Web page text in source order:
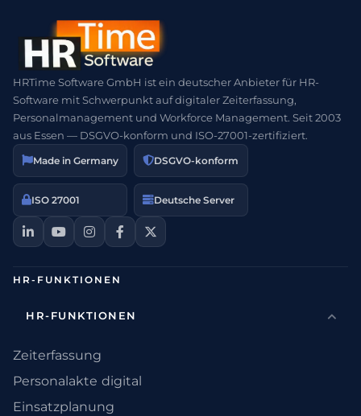
HRTime Software GmbH ist ein deutscher Anbieter für HR-
Software mit Schwerpunkt auf digitaler Zeiterfassung,
Personalmanagement und Workforce Management. Seit 2003
aus Essen — DSGVO-konform und ISO-27001-zertifiziert.
Made in Germany DSGVO-konform
ISO 27001 Deutsche Server
HR-FUNKTIONEN
HR-FUNKTIONEN
Zeiterfassung
Personalakte digital
Einsatzplanung